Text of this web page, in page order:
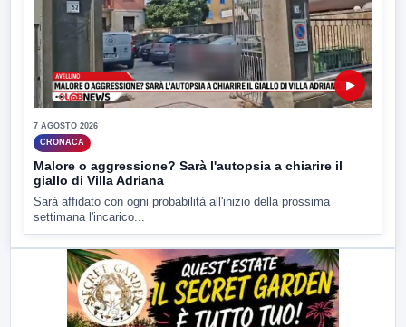
▶
7 AGOSTO 2026
CRONACA
Malore o aggressione? Sarà l'autopsia a chiarire il
giallo di Villa Adriana
Sarà affidato con ogni probabilità all'inizio della prossima
settimana l'incarico...